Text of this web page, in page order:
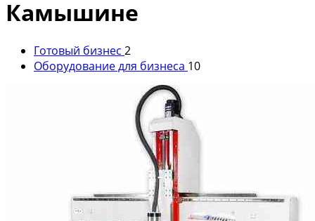
Камышине
Готовый бизнес 2
Оборудование для бизнеса 10